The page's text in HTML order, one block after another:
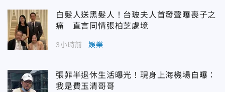
白髮人送黑髮人！台玻夫人首發聲曝喪子之
痛 直言同情張柏芝處境
3小時前 娛樂
張菲半退休生活曝光！現身上海機場自曝：
我是費玉清哥哥